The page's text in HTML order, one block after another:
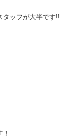
タッフが大半です!!